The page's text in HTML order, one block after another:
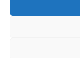
TUTUSTU LISÄÄ